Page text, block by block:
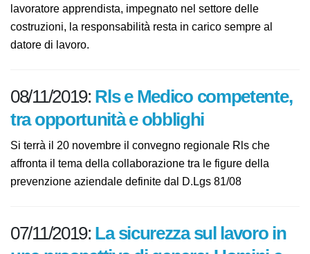
sicurezza dell’apprendista
Di fronte ad un infortunio sul lavoro causato da
disattenzione, imperizia, imprudenza e negligenza di un
costruzioni, la responsabilità resta in carico sempre al
datore di lavoro.
08/11/2019:Rls e Medico
competente, tra opportunità e
Si terrà il 20 novembre il convegno regionale Rls che
affronta il tema della collaborazione tra le figure della